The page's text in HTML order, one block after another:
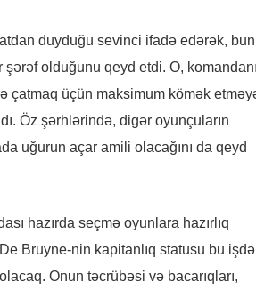
duyduğu sevinci ifadə edərək,
olduğunu qeyd etdi. O,
çatmaq üçün maksimum kömək
Öz şərhlərində, digər oyunçuların
uğurun açar amili olacağını da qeyd
hazırda seçmə oyunlara hazırlıq
Bruyne-nin kapitanlıq statusu bu işdə
Onun təcrübəsi və bacarıqları,